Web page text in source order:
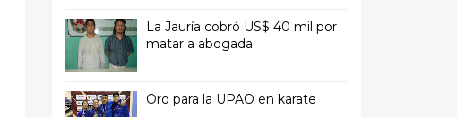
La Jauría cobró US$ 40 mil por
matar a abogada
Oro para la UPAO en karate